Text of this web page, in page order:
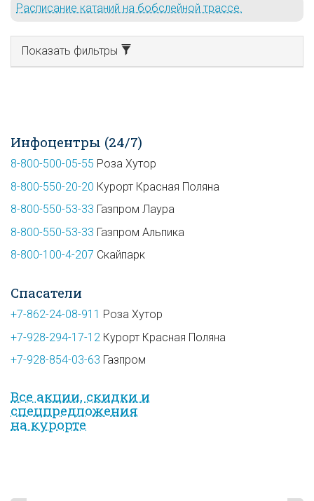
Расписание катаний на бобслейной трассе.
Показать фильтры
Инфоцентры (24/7)
8-800-500-05-55 Роза Хутор
8-800-550-20-20 Курорт Красная Поляна
8-800-550-53-33 Газпром Лаура
8-800-550-53-33 Газпром Альпика
8-800-100-4-207 Скайпарк
Спасатели
+7-862-24-08-911 Роза Хутор
+7-928-294-17-12 Курорт Красная Поляна
+7-928-854-03-63 Газпром
Все акции, скидки и
спец­предложе­ния
на курорте